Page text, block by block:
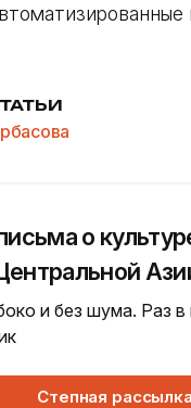
о
и без шума. Раз
Степная рассылка